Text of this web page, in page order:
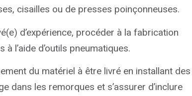
cisailles ou de presses poinçonneuses.
d’expérience, procéder à la fabrication
l’aide d’outils pneumatiques.
du matériel à être livré en installant des
dans les remorques et s’assurer d’inclure